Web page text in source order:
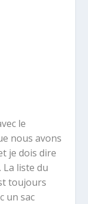
le
nous avons
je dois dire
liste du
toujours
un sac